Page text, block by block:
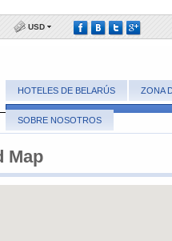
USD
HOTELES DE BELARÚS ZONA
SOBRE NOSOTROS
Map